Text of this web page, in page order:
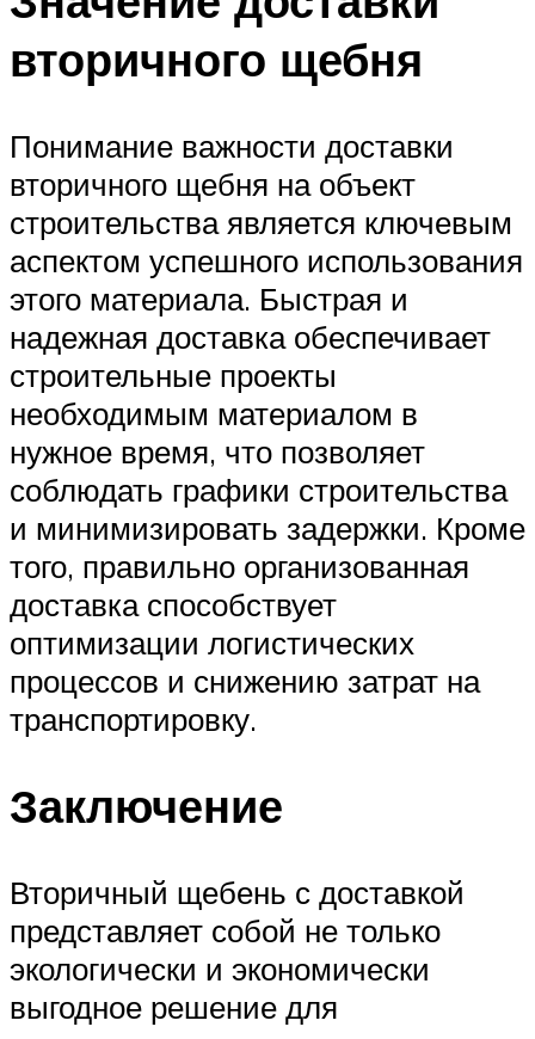
вторичного щебня
Понимание важности доставки
вторичного щебня на объект
строительства является ключевым
аспектом успешного использования
этого материала. Быстрая и
надежная доставка обеспечивает
строительные проекты
необходимым материалом в
нужное время, что позволяет
соблюдать графики строительства
и минимизировать задержки. Кроме
того, правильно организованная
доставка способствует
оптимизации логистических
процессов и снижению затрат на
транспортировку.
Заключение
Вторичный щебень с доставкой
представляет собой не только
экологически и экономически
выгодное решение для